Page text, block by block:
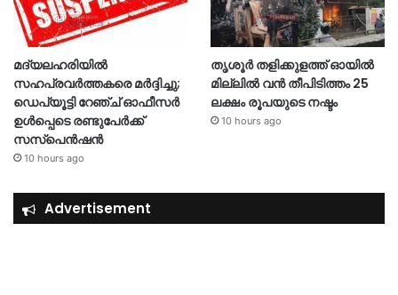
മദ്യലഹരിയിൽ
സഹപ്രവർത്തകരെ മർദ്ദിച്ചു;
ഡെപ്യൂട്ടി റേഞ്ച് ഓഫീസർ
ഉൾപ്പെടെ രണ്ടുപേർക്ക്
സസ്‌പെൻഷൻ
10 hours ago
തൃശൂര്‍ തളിക്കുളത്ത് ഓയില്‍
മില്ലില്‍ വൻ തീപിടിത്തം 25
ലക്ഷം രൂപയുടെ നഷ്ടം
10 hours ago
Advertisement